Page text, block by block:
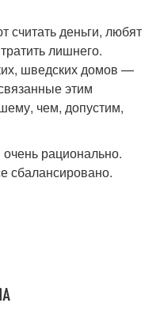
считать деньги, любят
лишнего.
шведских домов —
этим
чем, допустим,
очень рационально.
сбалансировано.